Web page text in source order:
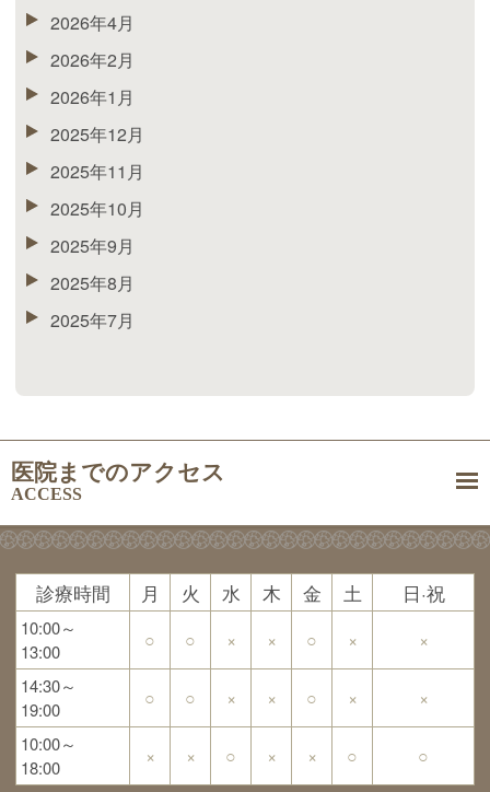
2026年4月
2026年2月
2026年1月
2025年12月
2025年11月
2025年10月
2025年9月
2025年8月
2025年7月
医院までのアクセス
ACCESS
診療時間 月 火 水 木 金 土 日·祝
10:00～
13:00
○ ○ × × ○ × ×
14:30～
19:00
○ ○ × × ○ × ×
10:00～
18:00
× × ○ × × ○ ○